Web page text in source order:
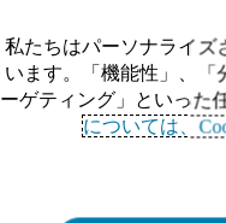
私たちはパーソナライズ
います。「機能性」、「
ーゲティング」といった
については、